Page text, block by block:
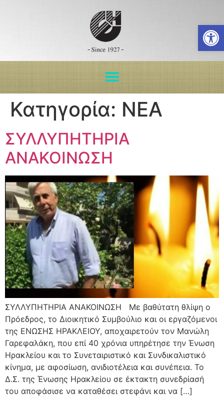
Κατηγορία: ΝΕΑ
ΣΥΛΛΥΠΗΤΗΡΙΑ
ΑΝΑΚΟΙΝΩΣΗ
ΣΥΛΛΥΠΗΤΗΡΙΑ ΑΝΑΚΟΙΝΩΣΗ Με βαθύτατη θλίψη ο
Πρόεδρος, το Διοικητικό Συμβούλιο και οι εργαζόμενοι
της ΕΝΩΣΗΣ ΗΡΑΚΛΕΙΟΥ, αποχαιρετούν τον Μανώλη
Γαρεφαλάκη, που επί 40 χρόνια υπηρέτησε την Ένωση
Ηρακλείου και το Συνεταιριστικό και Συνδικαλιστικό
κίνημα, με αφοσίωση, ανιδιοτέλεια και συνέπεια. Το
Δ.Σ. της Ένωσης Ηρακλείου σε έκτακτη συνεδρίασή
του αποφάσισε να καταθέσει στεφάνι και να […]